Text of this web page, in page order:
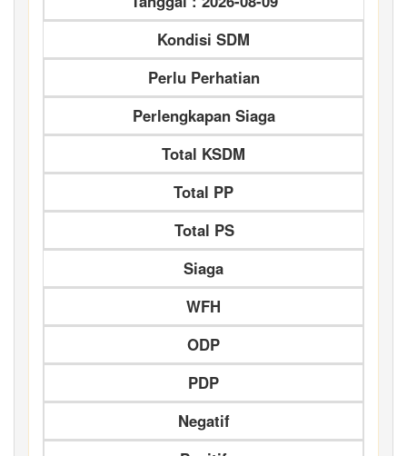
Kondisi SDM
Perlu Perhatian
Perlengkapan Siaga
Total KSDM
Total PP
Total PS
Siaga
WFH
ODP
PDP
Negatif